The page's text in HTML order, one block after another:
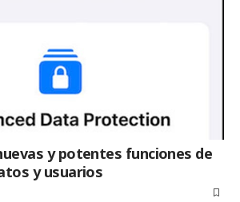
y potentes funciones de
y usuarios